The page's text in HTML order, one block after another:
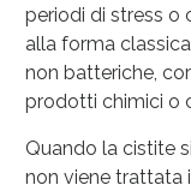
periodi di stress o
alla forma
non batteriche,
prodotti chimici o
Quando la cistite
non viene trattata